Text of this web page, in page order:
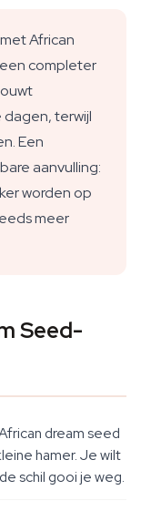
African
completer
terwijl
Een
aanvulling:
worden op
meer
Seed-
dream seed
hamer. Je wilt
schil gooi je weg.